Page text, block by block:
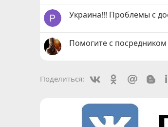
Украина!!! Проблемы с
Помогите с
Поделиться: VkontakteOdnoklassniki
Mail.ru